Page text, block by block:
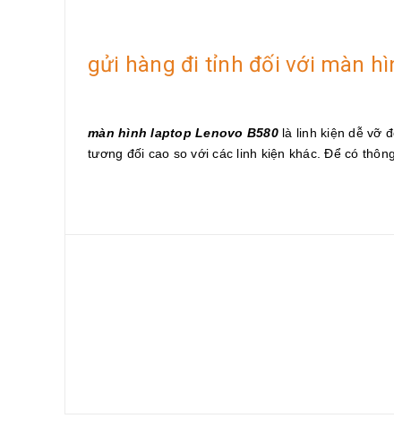
gửi hàng đi tỉnh đối với màn
màn hình laptop Lenovo B580 là linh kiện dễ vỡ
tương đối cao so với các linh kiện khác. Để có